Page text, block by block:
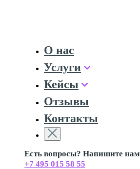
О нас
Услуги
Кейсы
Отзывы
Контакты
Есть вопросы? Напишите нам
+7 495 015 58 55